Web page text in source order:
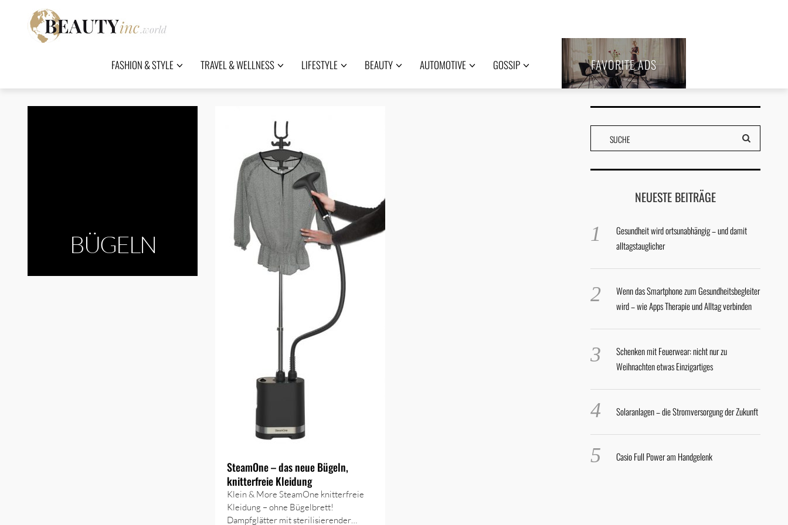
FASHION & STYLE TRAVEL & WELLNESS LIFESTYLE BEAUTY AUTOMOTIVE GOSSIP FAVORITE ADS
BÜGELN
SteamOne – das neue Bügeln,
knitterfreie Kleidung
Klein & More SteamOne knitterfreie
Kleidung – ohne Bügelbrett!
Dampfglätter mit sterilisierender…
NEUESTE BEITRÄGE
Gesundheit wird ortsunabhängig – und damit
alltagstauglicher
Wenn das Smartphone zum Gesundheitsbegleiter
wird – wie Apps Therapie und Alltag verbinden
Schenken mit Feuerwear: nicht nur zu
Weihnachten etwas Einzigartiges
Solaranlagen – die Stromversorgung der Zukunft
Casio Full Power am Handgelenk